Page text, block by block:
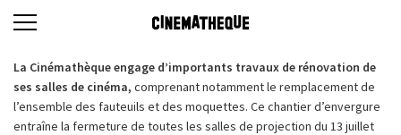
La Cinémathèque engage d’importants travaux de rénovation de
ses salles de cinéma, comprenant notamment le remplacement de
l’ensemble des fauteuils et des moquettes. Ce chantier d’envergure
entraîne la fermeture de toutes les salles de projection du 13 juillet